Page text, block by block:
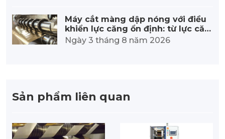
Máy cắt màng dập nóng với điều
khiển lực căng ổn định: từ lực căn
g chính xác đến chất lượng vượt tr
Ngày 3 tháng 8 năm 2026
Sản phẩm liên quan